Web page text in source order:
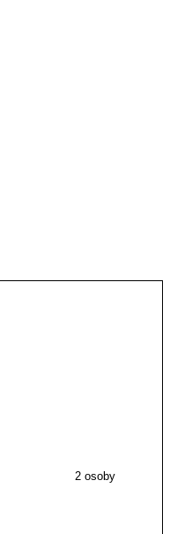
2 osoby